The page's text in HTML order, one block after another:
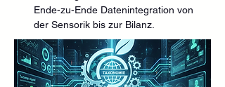
Ende-zu-Ende Datenintegration von
der Sensorik bis zur Bilanz.